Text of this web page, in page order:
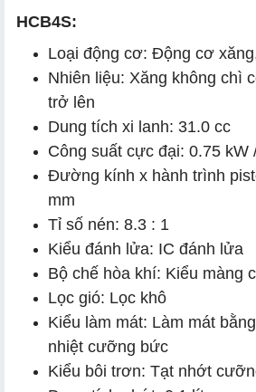
HCB4S:
Loại động cơ: Động cơ
Nhiên liệu: Xăng không chì
trở lên
Dung tích xi lanh: 31.0 cc
Công suất cực đại: 0.75 kW
Đường kính x hành trình
mm
Tỉ số nén: 8.3 : 1
Kiểu đánh lửa: IC đánh lửa
Bộ chế hòa khí: Kiểu màng
Lọc gió: Lọc khô
Kiểu làm mát: Làm mát
nhiệt cưỡng bức
Kiểu bôi trơn: Tạt nhớt